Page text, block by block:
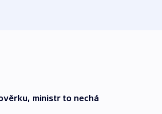
ministr to nechá